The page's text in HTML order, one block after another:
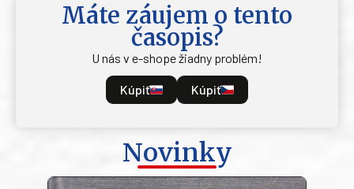
Máte záujem o tento
časopis?
U nás v e-shope žiadny problém!
Kúpiť Kúpiť
Novinky